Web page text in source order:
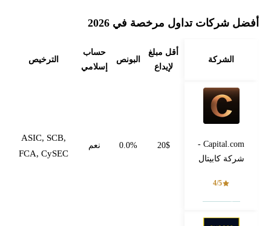
أفضل شركات تداول مرخصة في 2026
الشركة
أقل مبلغ
لإيداع
البونص
حساب
إسلامي
الترخيص
Capital.com -
شركة كابيتال
4/5
20$
0.0% نعم
ASIC, SCB,
FCA, CySEC